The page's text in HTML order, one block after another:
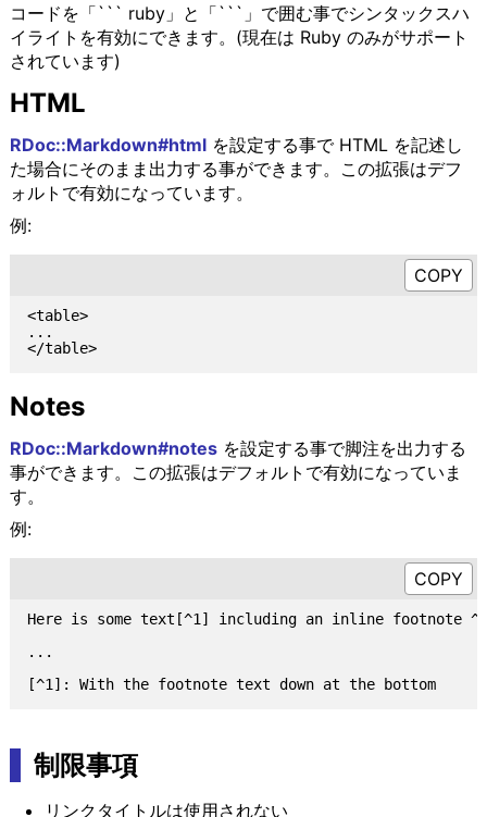
コードを「``` ruby」と「```」で囲む事でシンタックスハ
イライトを有効にできます。(現在は Ruby のみがサポート
されています)
HTML
RDoc::Markdown#htmlを設定する事で HTML を記述し
た場合にそのまま出力する事ができます。この拡張はデフ
ォルトで有効になっています。
例:
<table>
...
</table>
Notes
RDoc::Markdown#notesを設定する事で脚注を出力する
事ができます。この拡張はデフォルトで有効になっていま
す。
例:
Here is some text[^1] including an inline footnote
...
[^1]: With the footnote text down at the bottom
制限事項
リンクタイトルは使用されない